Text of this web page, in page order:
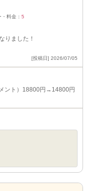
・料金： 5
りました！
[投稿日] 2026/07/05
ント）18800円→14800円